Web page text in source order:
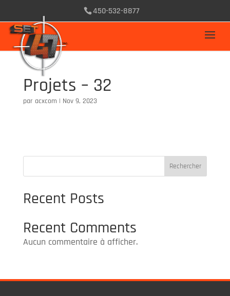
450-532-8877
Projets – 32
par acxcom | Nov 9, 2023
Rechercher
Recent Posts
Recent Comments
Aucun commentaire à afficher.